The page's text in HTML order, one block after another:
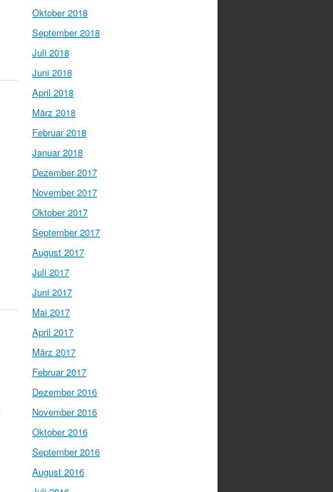
Oktober 2018
September 2018
Juli 2018
Juni 2018
April 2018
März 2018
Februar 2018
Januar 2018
Dezember 2017
November 2017
Oktober 2017
September 2017
August 2017
Juli 2017
Juni 2017
Mai 2017
April 2017
März 2017
Februar 2017
Dezember 2016
November 2016
Oktober 2016
September 2016
August 2016